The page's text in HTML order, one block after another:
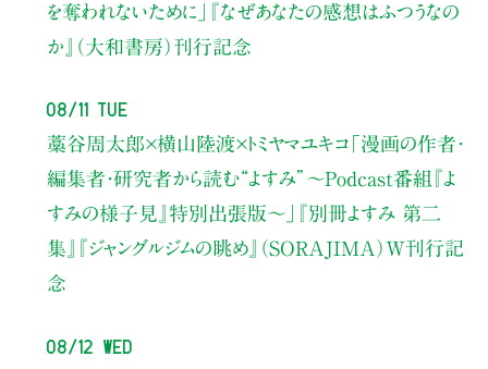
を奪われないために」
『なぜあなたの感想はふつうなの
か』（大和書房）刊行記念
08/11 Tue
藁谷周太郎×横山陸渡×トミヤマユキコ「漫画の作者・
編集者・研究者から読む“よすみ” 〜Podcast番組『よ
すみの様子見』特別出張版〜」
『別冊よすみ 第二
集』『ジャングルジムの眺め』（SORAJIMA）W刊行記
念
08/12 Wed